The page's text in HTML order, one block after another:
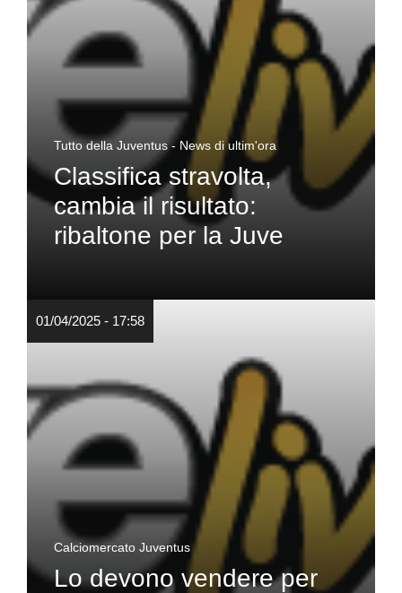
Tutto della Juventus - News di ultim'ora
Classifica stravolta,
cambia il risultato:
ribaltone per la Juve
01/04/2025 - 17:58
Calciomercato Juventus
Lo devono vendere per